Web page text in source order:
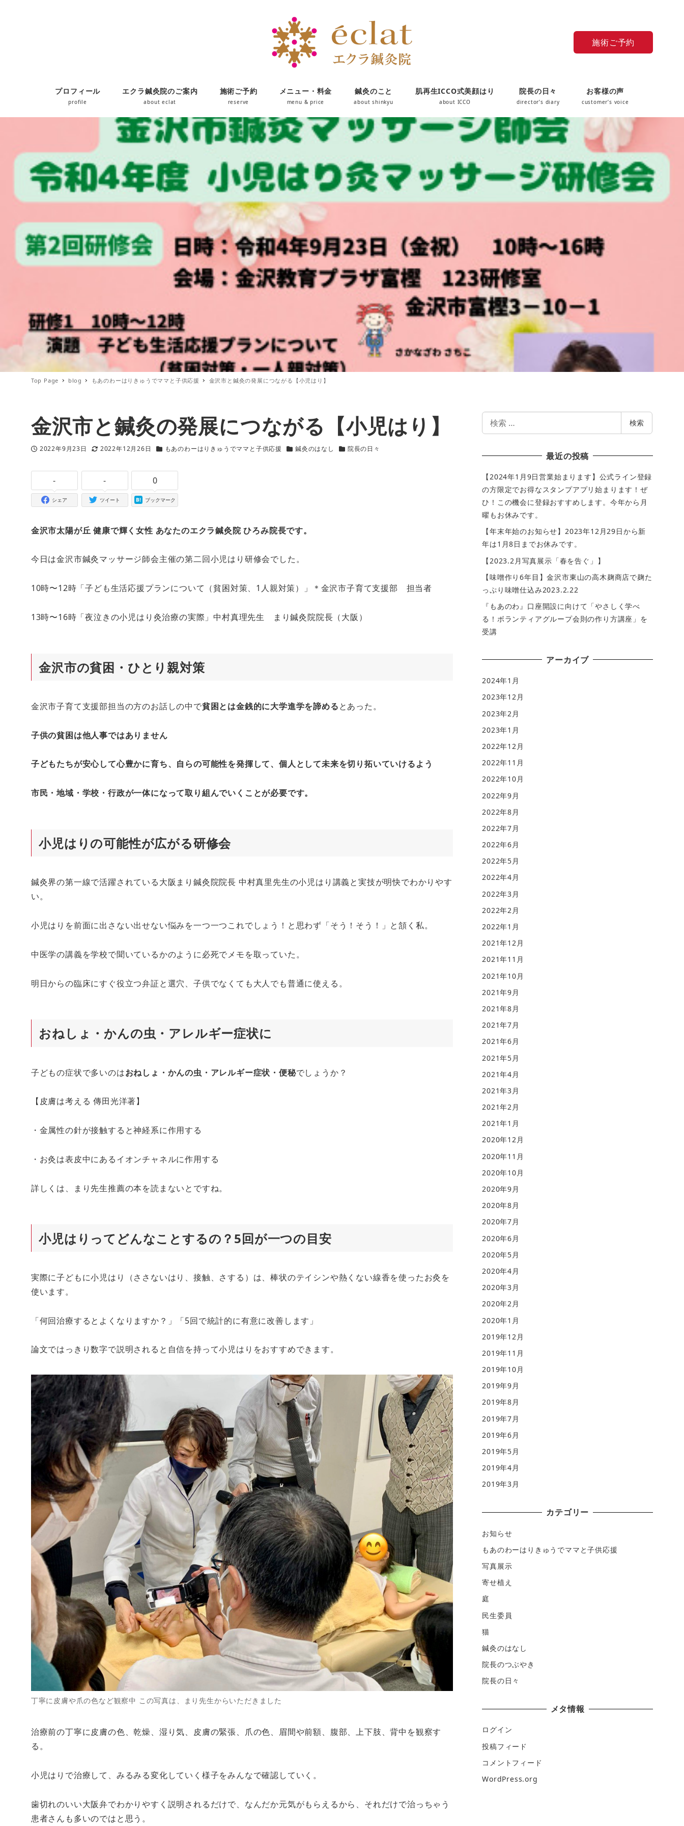
施術ご予約
プロフィール
profile
エクラ鍼灸院のご案内
about eclat
施術ご予約
reserve
メニュー・料金
menu & price
鍼灸のこと
about shinkyu
肌再生ICCO式美顔はり
about ICCO
院長の日々
director’s diary
お客様の声
customer’s voice
Top Page blog もあのわーはりきゅうでママと子供応援 金沢市と鍼灸の発展につながる【小児はり】
金沢市と鍼灸の発展につながる【小児はり】
投稿日
2022年9月23日
更新日
2022年12月26日
カテゴリー
もあのわーはりきゅうでママと子供応援
カテゴリー
鍼灸のはなし
カテゴリー
院長の日々
-
シェア
-
ツイート
0
ブックマーク
金沢市太陽が丘 健康で輝く女性 あなたのエクラ鍼灸院 ひろみ院長です。
今日は金沢市鍼灸マッサージ師会主催の第二回小児はり研修会でした。
10時〜12時「子ども生活応援プランについて（貧困対策、1人親対策）」＊金沢市子育て支援部 担当者
13時〜16時「夜泣きの小児はり灸治療の実際」中村真理先生 まり鍼灸院院長（大阪）
金沢市の貧困・ひとり親対策
金沢市子育て支援部担当の方のお話しの中で貧困とは金銭的に大学進学を諦めるとあった。
子供の貧困は他人事ではありません
子どもたちが安心して心豊かに育ち、自らの可能性を発揮して、個人として未来を切り拓いていけるよう
市民・地域・学校・行政が一体になって取り組んでいくことが必要です。
小児はりの可能性が広がる研修会
鍼灸界の第一線で活躍されている大阪まり鍼灸院院長 中村真里先生の小児はり講義と実技が明快でわかりやす
い。
小児はりを前面に出さない出せない悩みを一つ一つこれでしょう！と思わず「そう！そう！」と頷く私。
中医学の講義を学校で聞いているかのように必死でメモを取っていた。
明日からの臨床にすぐ役立つ弁証と選穴、子供でなくても大人でも普通に使える。
おねしょ・かんの虫・アレルギー症状に
子どもの症状で多いのはおねしょ・かんの虫・アレルギー症状・便秘でしょうか？
【皮膚は考える 傳田光洋著】
・金属性の針が接触すると神経系に作用する
・お灸は表皮中にあるイオンチャネルに作用する
詳しくは、まり先生推薦の本を読まないとですね。
小児はりってどんなことするの？5回が一つの目安
実際に子どもに小児はり（ささないはり、接触、さする）は、棒状のテイシンや熱くない線香を使ったお灸を
使います。
「何回治療するとよくなりますか？」「5回で統計的に有意に改善します」
論文ではっきり数字で説明されると自信を持って小児はりをおすすめできます。
丁寧に皮膚や爪の色など観察中 この写真は、まり先生からいただきました
治療前の丁寧に皮膚の色、乾燥、湿り気、皮膚の緊張、爪の色、眉間や前額、腹部、上下肢、背中を観察す
る。
小児はりで治療して、みるみる変化していく様子をみんなで確認していく。
歯切れのいい大阪弁でわかりやすく説明されるだけで、なんだか元気がもらえるから、それだけで治っちゃう
患者さんも多いのではと思う。
索
検索
最近の投稿
【2024年1月9日営業始まります】公式ライン登録
の方限定でお得なスタンプアプリ始まります！ぜ
ひ！この機会に登録おすすめします。今年から月
曜もお休みです。
【年末年始のお知らせ】2023年12月29日から新
年は1月8日までお休みです。
【2023.2月写真展示「春を告ぐ」】
【味噌作り6年目】金沢市東山の高木麹商店で麹た
っぷり味噌仕込み2023.2.22
『もあのわ』口座開設に向けて「やさしく学べ
る！ボランティアグループ会則の作り方講座」を
受講
アーカイブ
2024年1月
2023年12月
2023年2月
2023年1月
2022年12月
2022年11月
2022年10月
2022年9月
2022年8月
2022年7月
2022年6月
2022年5月
2022年4月
2022年3月
2022年2月
2022年1月
2021年12月
2021年11月
2021年10月
2021年9月
2021年8月
2021年7月
2021年6月
2021年5月
2021年4月
2021年3月
2021年2月
2021年1月
2020年12月
2020年11月
2020年10月
2020年9月
2020年8月
2020年7月
2020年6月
2020年5月
2020年4月
2020年3月
2020年2月
2020年1月
2019年12月
2019年11月
2019年10月
2019年9月
2019年8月
2019年7月
2019年6月
2019年5月
2019年4月
2019年3月
カテゴリー
お知らせ
もあのわーはりきゅうでママと子供応援
写真展示
寄せ植え
庭
民生委員
猫
鍼灸のはなし
院長のつぶやき
院長の日々
メタ情報
ログイン
投稿フィード
コメントフィード
WordPress.org